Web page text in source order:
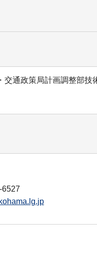
通政策局計画調整部技
6527